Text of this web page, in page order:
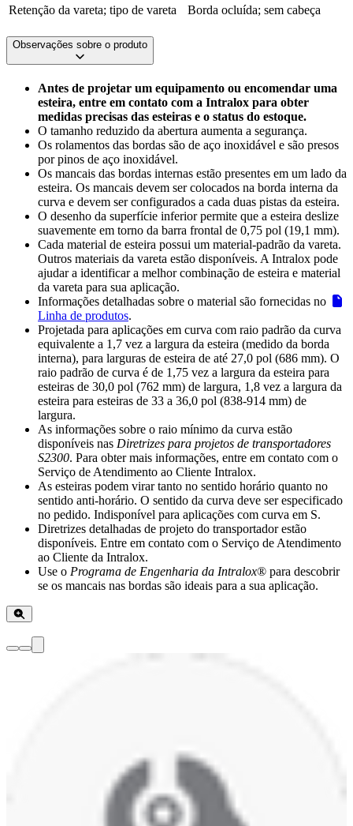
Retenção da vareta; tipo de vareta
Borda ocluída; sem cabeça
Observações sobre o produto
Antes de projetar um equipamento ou encomendar uma
esteira, entre em contato com a Intralox para obter
medidas precisas das esteiras e o status do estoque.
O tamanho reduzido da abertura aumenta a segurança.
Os rolamentos das bordas são de aço inoxidável e são presos
por pinos de aço inoxidável.
Os mancais das bordas internas estão presentes em um lado da
esteira. Os mancais devem ser colocados na borda interna da
curva e devem ser configurados a cada duas pistas da esteira.
O desenho da superfície inferior permite que a esteira deslize
suavemente em torno da barra frontal de 0,75 pol (19,1 mm).
Cada material de esteira possui um material-padrão da vareta.
Outros materiais da vareta estão disponíveis. A Intralox pode
ajudar a identificar a melhor combinação de esteira e material
da vareta para sua aplicação.
Informações detalhadas sobre o material são fornecidas no
Linha de produtos.
Projetada para aplicações em curva com raio padrão da curva
equivalente a 1,7 vez a largura da esteira (medido da borda
interna), para larguras de esteira de até 27,0 pol (686 mm). O
raio padrão de curva é de 1,75 vez a largura da esteira para
esteiras de 30,0 pol (762 mm) de largura, 1,8 vez a largura da
esteira para esteiras de 33 a 36,0 pol (838-914 mm) de
largura.
As informações sobre o raio mínimo da curva estão
disponíveis nas Diretrizes para projetos de transportadores
S2300. Para obter mais informações, entre em contato com o
Serviço de Atendimento ao Cliente Intralox.
As esteiras podem virar tanto no sentido horário quanto no
sentido anti-horário. O sentido da curva deve ser especificado
no pedido. Indisponível para aplicações com curva em S.
Diretrizes detalhadas de projeto do transportador estão
disponíveis. Entre em contato com o Serviço de Atendimento
ao Cliente da Intralox.
Use o Programa de Engenharia da Intralox® para descobrir
se os mancais nas bordas são ideais para a sua aplicação.